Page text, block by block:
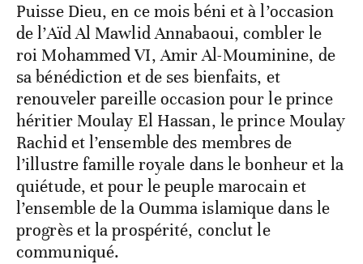
Puisse Dieu, en ce mois béni et à l’occasion
de l’Aïd Al Mawlid Annabaoui, combler le
roi Mohammed VI, Amir Al-Mouminine, de
sa bénédiction et de ses bienfaits, et
renouveler pareille occasion pour le prince
héritier Moulay El Hassan, le prince Moulay
Rachid et l’ensemble des membres de
l’illustre famille royale dans le bonheur et la
quiétude, et pour le peuple marocain et
l’ensemble de la Oumma islamique dans le
progrès et la prospérité, conclut le
communiqué.